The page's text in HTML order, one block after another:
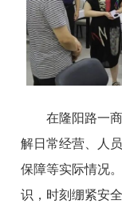
在隆阳路一
解日常经营、人
保障等实际情况
识，时刻绷紧安